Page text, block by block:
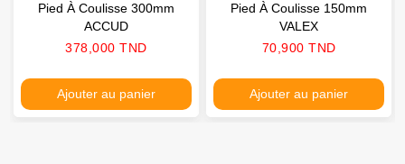
Pied À Coulisse 300mm
ACCUD
Prix
378,000 TND
Ajouter au panier
Pied À Coulisse 150mm
VALEX
Prix
70,900 TND
Ajouter au panier